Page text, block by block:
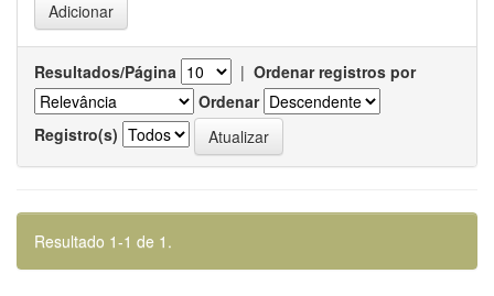
Resultados/Página | Ordenar registros por
Ordenar
Registro(s)
Resultado 1-1 de 1.